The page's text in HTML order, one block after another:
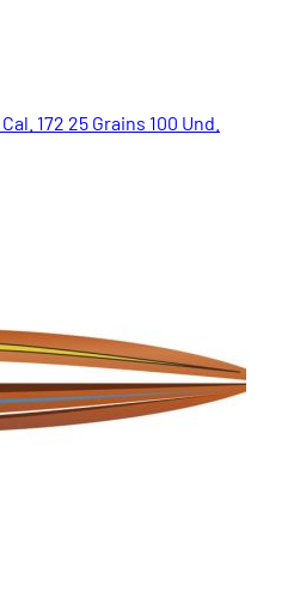
172 25 Grains 100 Und.